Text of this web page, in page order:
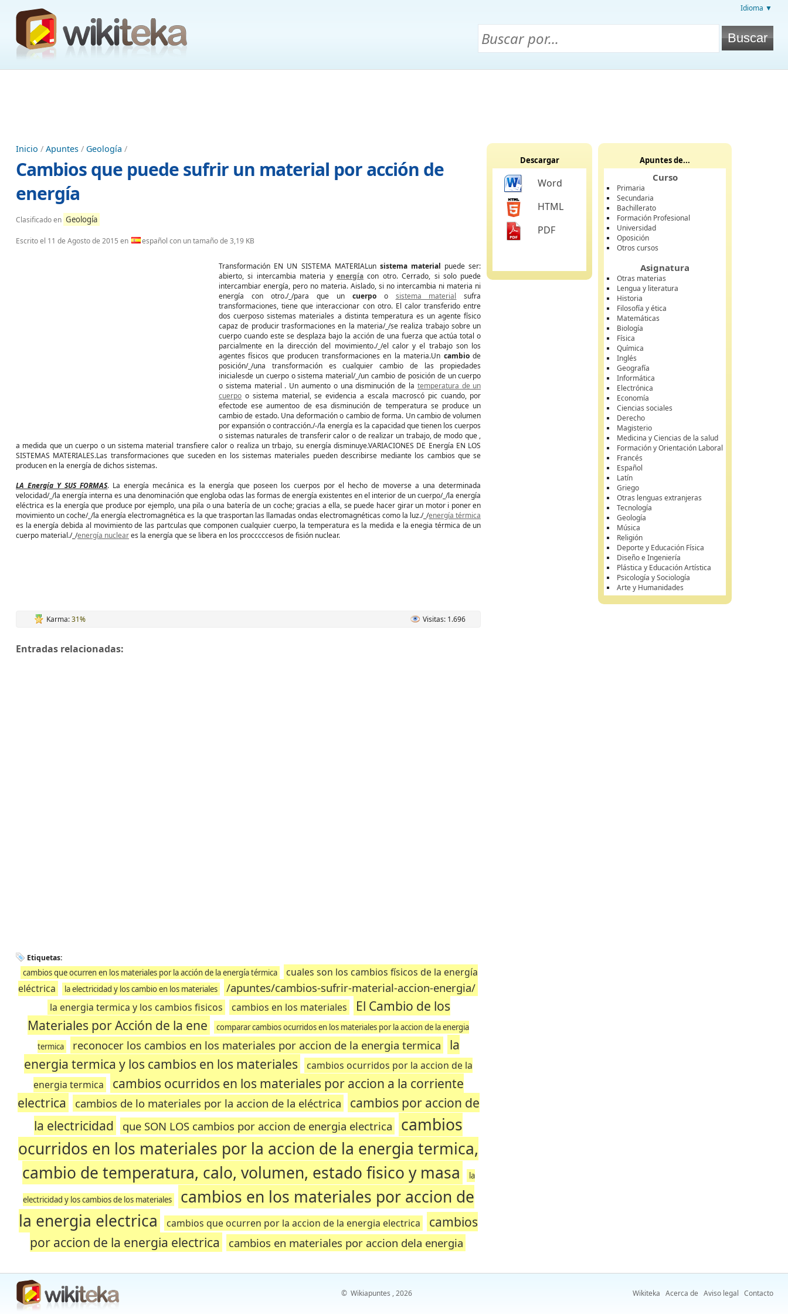
Idioma ▼
Inicio / Apuntes / Geología /
Cambios que puede sufrir un material por acción de
energía
Clasificado en Geología
Escrito el 11 de Agosto de 2015 en español con un tamaño de 3,19 KB
Transformación EN UN SISTEMA MATERIALun sistema material puede ser:
abierto, si intercambia materia y energía con otro. Cerrado, si solo puede
intercambiar energía, pero no materia. Aislado, si no intercambia ni materia ni
energía con otro./_/para que un cuerpoo sistema material sufra
transformaciones, tiene que interaccionar con otro. El calor transferido entre
dos cuerposo sistemas materiales a distinta temperatura es un agente físico
capaz de producir trasformaciones en la materia/_/se realiza trabajo sobre un
cuerpo cuando este se desplaza bajo la acción de una fuerza que actúa total o
parcialmente en la dirección del movimiento./_/el calor y el trabajo son los
agentes físicos que producen transformaciones en la materia.Un cambiode
posición/_/una transformación es cualquier cambio de las propiedades
inicialesde un cuerpo o sistema material/_/un cambio de posición de un cuerpo
o sistema material . Un aumento o una disminución de la temperatura de un
cuerpo o sistema material, se evidencia a escala macroscó pic cuando, por
efectode ese aumentoo de esa disminución de temperatura se produce un
cambio de estado. Una deformación o cambio de forma. Un cambio de volumen
por expansión o contracción./-/la energía es la capacidad que tienen los cuerpos
o sistemas naturales de transferir calor o de realizar un trabajo, de modo que ,
a medida que un cuerpo o un sistema material transfiere calor o realiza un trbajo, su energía disminuye.VARIACIONES DE Energía EN LOS
SISTEMAS MATERIALES.Las transformaciones que suceden en los sistemas materiales pueden describirse mediante los cambios que se
producen en la energía de dichos sistemas.
LA Energía Y SUS FORMAS. La energía mecánica es la energía que poseen los cuerpos por el hecho de moverse a una determinada
velocidad/_/la energía interna es una denominación que engloba odas las formas de energía existentes en el interior de un cuerpo/_/la energía
eléctrica es la energía que produce por ejemplo, una pila o una batería de un coche; gracias a ella, se puede hacer girar un motor i poner en
movimiento un coche/_/la energía electromagnética es la que trasportan las llamadas ondas electromagnéticas como la luz./_/energía térmica
es la energía debida al movimiento de las partculas que componen cualquier cuerpo, la temperatura es la medida e la enegia térmica de un
cuerpo material./_/energía nucleares la energía que se libera en los procccccesos de fisión nuclear.
Karma:31% Visitas: 1.696
Entradas relacionadas:
Etiquetas:
cambios que ocurren en los materiales por la acción de la energía térmica
cuales son los cambios físicos de la energía
eléctrica
la electricidad y los cambio en los materiales /apuntes/cambios-sufrir-material-accion-energia/
la energia termica y los cambios fisicos cambios en los materiales
El Cambio de los
Materiales por Acción de la ene
comparar cambios ocurridos en los materiales por la accion de la energia
termica
reconocer los cambios en los materiales por accion de la energia termica
la
energia termica y los cambios en los materiales
cambios ocurridos por la accion de la
energia termica
cambios ocurridos en los materiales por accion a la corriente
electrica
cambios de lo materiales por la accion de la eléctrica
cambios por accion de
la electricidad
que SON LOS cambios por accion de energia electrica
cambios
ocurridos en los materiales por la accion de la energia termica,
cambio de temperatura, calo, volumen, estado fisico y masa
la
electricidad y los cambios de los materiales
cambios en los materiales por accion de
la energia electrica
cambios que ocurren por la accion de la energia electrica
cambios
por accion de la energia electrica
cambios en materiales por accion dela energia
Descargar
Word
HTML
PDF
Apuntes de...
Curso
Primaria
Secundaria
Bachillerato
Formación Profesional
Universidad
Oposición
Otros cursos
Asignatura
Otras materias
Lengua y literatura
Historia
Filosofía y ética
Matemáticas
Biología
Física
Química
Inglés
Geografía
Informática
Electrónica
Economía
Ciencias sociales
Derecho
Magisterio
Medicina y Ciencias de la salud
Formación y Orientación Laboral
Francés
Español
Latín
Griego
Otras lenguas extranjeras
Tecnología
Geología
Música
Religión
Deporte y Educación Física
Diseño e Ingeniería
Plástica y Educación Artística
Psicología y Sociología
Arte y Humanidades
Wikiteka Acerca de Aviso legal Contacto
© Wikiapuntes , 2026